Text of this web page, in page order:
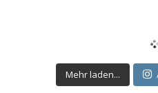
Mehr laden...